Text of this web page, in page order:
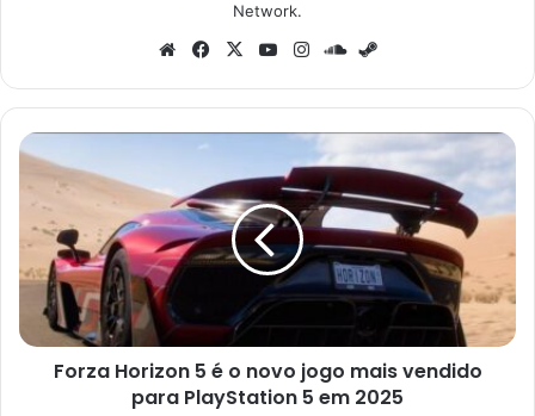
Network.
WebsiteFacebook
X YouTubeInstagramSoundCloud
Forza
Horizon
novo
jogo
mais
vendido
Forza Horizon 5 é o novo jogo mais vendido
para PlayStation 5 em 2025